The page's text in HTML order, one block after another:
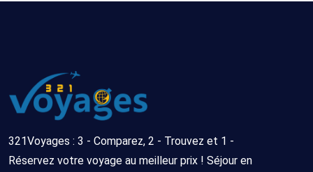
321Voyages : 3 - Comparez, 2 - Trouvez et 1 -
Réservez votre voyage au meilleur prix ! Séjour en